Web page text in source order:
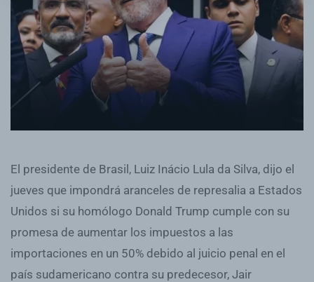
El presidente de Brasil, Luiz Inácio Lula da Silva, dijo el
jueves que impondrá aranceles de represalia a Estados
Unidos si su homólogo Donald Trump cumple con su
promesa de aumentar los impuestos a las
importaciones en un 50% debido al juicio penal en el
país sudamericano contra su predecesor, Jair